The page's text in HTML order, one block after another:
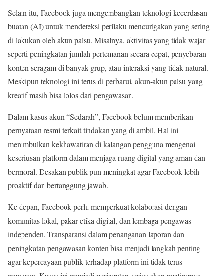
Selain itu, Facebook juga mengembangkan teknologi kecerdasan
buatan (AI) untuk mendeteksi perilaku mencurigakan yang sering
di lakukan oleh akun palsu. Misalnya, aktivitas yang tidak wajar
seperti peningkatan jumlah pertemanan secara cepat, penyebaran
konten seragam di banyak grup, atau interaksi yang tidak natural.
Meskipun teknologi ini terus di perbarui, akun-akun palsu yang
kreatif masih bisa lolos dari pengawasan.
Dalam kasus akun “Sedarah”, Facebook belum memberikan
pernyataan resmi terkait tindakan yang di ambil. Hal ini
menimbulkan kekhawatiran di kalangan pengguna mengenai
keseriusan platform dalam menjaga ruang digital yang aman dan
bermoral. Desakan publik pun meningkat agar Facebook lebih
proaktif dan bertanggung jawab.
Ke depan, Facebook perlu memperkuat kolaborasi dengan
komunitas lokal, pakar etika digital, dan lembaga pengawas
independen. Transparansi dalam penanganan laporan dan
peningkatan pengawasan konten bisa menjadi langkah penting
agar kepercayaan publik terhadap platform ini tidak terus